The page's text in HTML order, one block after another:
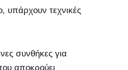
υπάρχουν τεχνικές
συνθήκες για
αποκρούει